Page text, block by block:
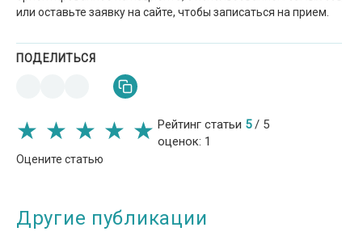
или оставьте заявку на сайте, чтобы записаться на прием.
ПОДЕЛИТЬСЯ
★
★ ★
★ ★
★ ★
★ ★
★
Оцените статью
Рейтинг статьи 5/ 5
оценок: 1
Другие публикации